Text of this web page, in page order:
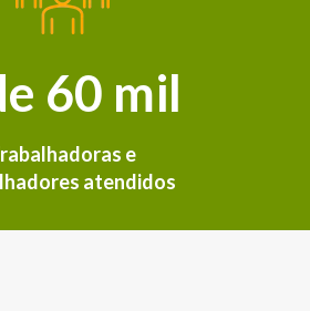
60 mil
e
atendidos